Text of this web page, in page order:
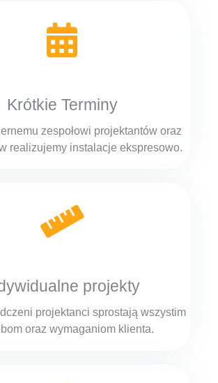
Krótkie Terminy
zespołowi projektantów oraz
realizujemy instalacje ekspresowo.
projekty
projektanci sprostają wszystim
oraz wymaganiom klienta.